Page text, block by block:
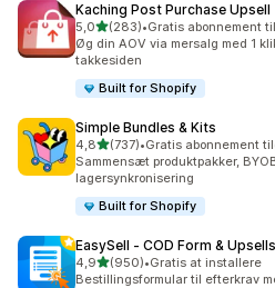
Kaching Post Purchase Upsell
5,0ud af 5 stjerner
(283)
283 anmeldelser i alt
•Gratis abonnement
Øg din AOV via mersalg med 1
takkesiden
Built for Shopify
Simple Bundles & Kits
4,8ud af 5 stjerner
(737)
737 anmeldelser i alt
•Gratis abonnement
Sammensæt produktpakker,
lagersynkronisering
Built for Shopify
EasySell ‑ COD Form & Upsells
4,9ud af 5 stjerner
(950)
950 anmeldelser i alt
•Gratis at installere
Bestillingsformular til efterkrav